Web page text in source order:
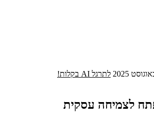
לתרגל AI בקלות!
לצמיחה עסקית